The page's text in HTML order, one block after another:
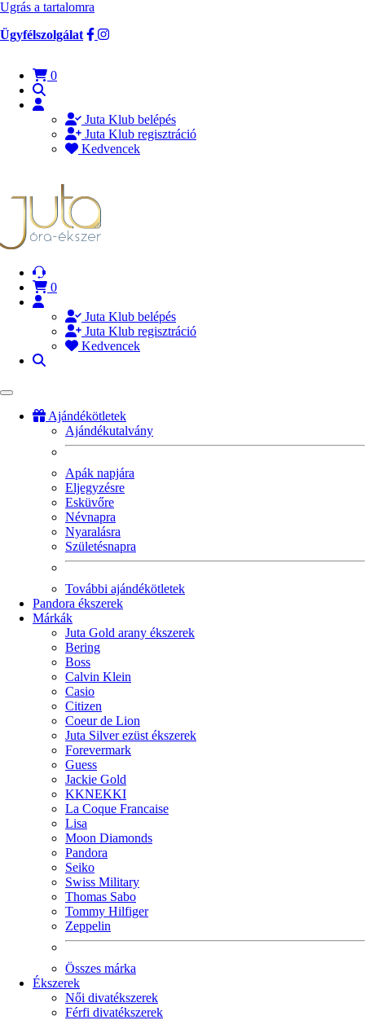
Ugrás a tartalomra
Ügyfélszolgálat
0
Juta Klub belépés
Juta Klub regisztráció
Kedvencek
0
Juta Klub belépés
Juta Klub regisztráció
Kedvencek
Ajándékötletek
Ajándékutalvány
Apák napjára
Eljegyzésre
Esküvőre
Névnapra
Nyaralásra
Születésnapra
További ajándékötletek
Pandora ékszerek
Márkák
Juta Gold arany ékszerek
Bering
Boss
Calvin Klein
Casio
Citizen
Coeur de Lion
Juta Silver ezüst ékszerek
Forevermark
Guess
Jackie Gold
KKNEKKI
La Coque Francaise
Lisa
Moon Diamonds
Pandora
Seiko
Swiss Military
Thomas Sabo
Tommy Hilfiger
Zeppelin
Összes márka
Ékszerek
Női divatékszerek
Férfi divatékszerek